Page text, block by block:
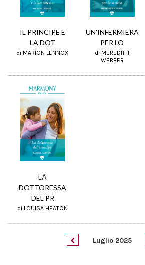
IL PRINCIPE E
LA DOT
di MARION LENNOX
UN'INFERMIERA
PER LO
di MEREDITH
WEBBER
LA
DOTTORESSA
DEL PR
di LOUISA HEATON
Luglio 2025